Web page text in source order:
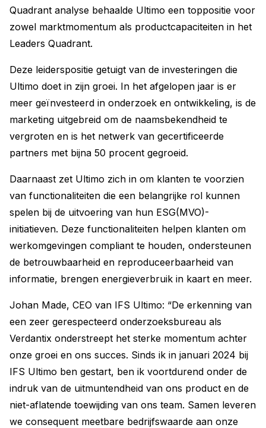
Quadrant analyse behaalde Ultimo een toppositie voor
zowel marktmomentum als productcapaciteiten in het
Leaders Quadrant.
Deze leiderspositie getuigt van de investeringen die
Ultimo doet in zijn groei. In het afgelopen jaar is er
meer geïnvesteerd in onderzoek en ontwikkeling, is de
marketing uitgebreid om de naamsbekendheid te
vergroten en is het netwerk van gecertificeerde
partners met bijna 50 procent gegroeid.
Daarnaast zet Ultimo zich in om klanten te voorzien
van functionaliteiten die een belangrijke rol kunnen
spelen bij de uitvoering van hun ESG(MVO)-
initiatieven. Deze functionaliteiten helpen klanten om
werkomgevingen compliant te houden, ondersteunen
de betrouwbaarheid en reproduceerbaarheid van
informatie, brengen energieverbruik in kaart en meer.
Johan Made, CEO van IFS Ultimo: “De erkenning van
een zeer gerespecteerd onderzoeksbureau als
Verdantix onderstreept het sterke momentum achter
onze groei en ons succes. Sinds ik in januari 2024 bij
IFS Ultimo ben gestart, ben ik voortdurend onder de
indruk van de uitmuntendheid van ons product en de
niet-aflatende toewijding van ons team. Samen leveren
we consequent meetbare bedrijfswaarde aan onze